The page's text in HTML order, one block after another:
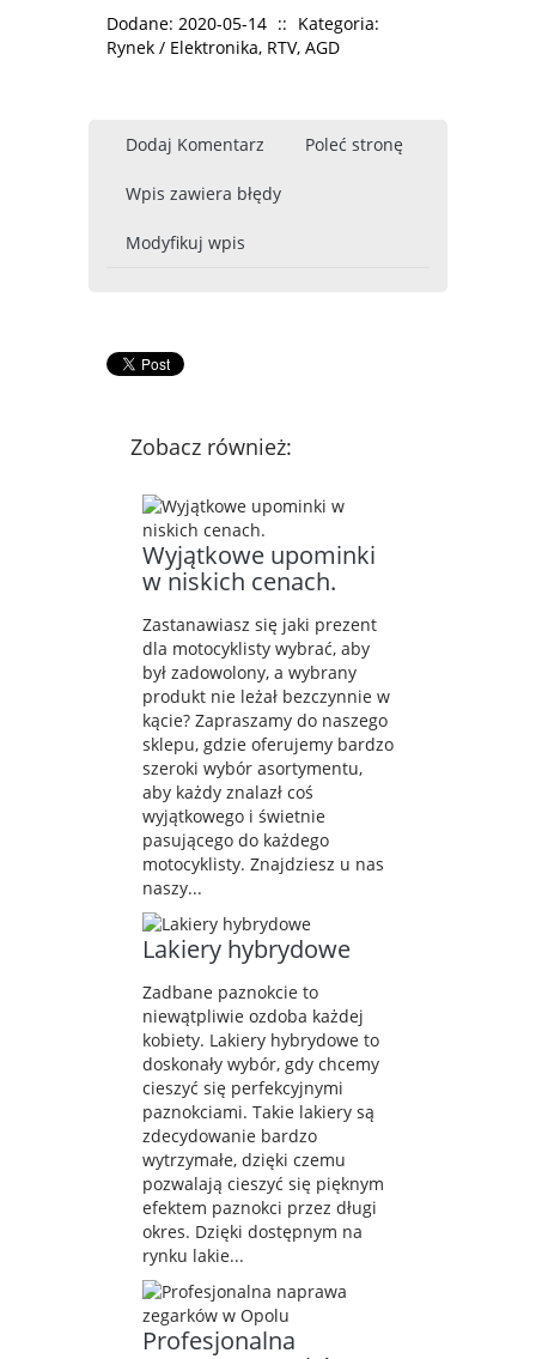
Dodane: 2020-05-14 :: Kategoria:
Rynek / Elektronika, RTV, AGD
Dodaj Komentarz Poleć stronę
Wpis zawiera błędy
Modyfikuj wpis
Zobacz również:
Wyjątkowe upominki
w niskich cenach.
Zastanawiasz się jaki prezent
dla motocyklisty wybrać, aby
był zadowolony, a wybrany
produkt nie leżał bezczynnie w
kącie? Zapraszamy do naszego
sklepu, gdzie oferujemy bardzo
szeroki wybór asortymentu,
aby każdy znalazł coś
wyjątkowego i świetnie
pasującego do każdego
motocyklisty. Znajdziesz u nas
naszy...
Lakiery hybrydowe
Zadbane paznokcie to
niewątpliwie ozdoba każdej
kobiety. Lakiery hybrydowe to
doskonały wybór, gdy chcemy
cieszyć się perfekcyjnymi
paznokciami. Takie lakiery są
zdecydowanie bardzo
wytrzymałe, dzięki czemu
pozwalają cieszyć się pięknym
efektem paznokci przez długi
okres. Dzięki dostępnym na
rynku lakie...
Profesjonalna